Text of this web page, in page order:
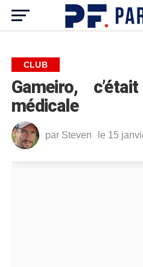
CLUB
Gameiro,
médicale
par Steven le 15